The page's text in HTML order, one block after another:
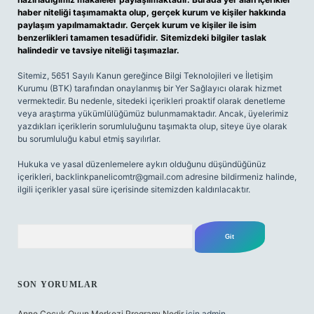
haber niteliği taşımamakta olup, gerçek kurum ve kişiler hakkında
paylaşım yapılmamaktadır. Gerçek kurum ve kişiler ile isim
benzerlikleri tamamen tesadüfidir. Sitemizdeki bilgiler taslak
halindedir ve tavsiye niteliği taşımazlar.
Sitemiz, 5651 Sayılı Kanun gereğince Bilgi Teknolojileri ve İletişim
Kurumu (BTK) tarafından onaylanmış bir Yer Sağlayıcı olarak hizmet
vermektedir. Bu nedenle, sitedeki içerikleri proaktif olarak denetleme
veya araştırma yükümlülüğümüz bulunmamaktadır. Ancak, üyelerimiz
yazdıkları içeriklerin sorumluluğunu taşımakta olup, siteye üye olarak
bu sorumluluğu kabul etmiş sayılırlar.
Hukuka ve yasal düzenlemelere aykırı olduğunu düşündüğünüz
içerikleri, backlinkpanelicomtr@gmail.com adresine bildirmeniz halinde,
ilgili içerikler yasal süre içerisinde sitemizden kaldırılacaktır.
SON YORUMLAR